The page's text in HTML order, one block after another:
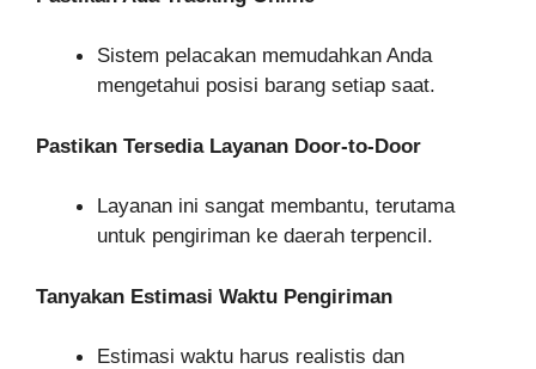
Sistem pelacakan memudahkan Anda
mengetahui posisi barang setiap saat.
Pastikan Tersedia Layanan Door-to-Door
Layanan ini sangat membantu, terutama
untuk pengiriman ke daerah terpencil.
Tanyakan Estimasi Waktu Pengiriman
Estimasi waktu harus realistis dan